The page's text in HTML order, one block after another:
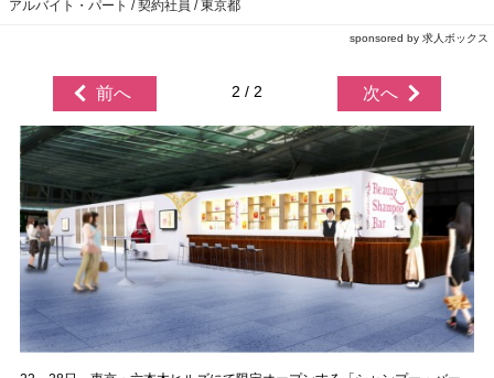
アルバイト・パート / 契約社員 / 東京都
sponsored by 求人ボックス
前へ 2 / 2 次へ